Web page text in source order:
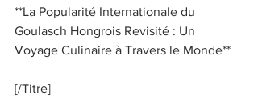
**La Popularité Internationale du
Goulasch Hongrois Revisité : Un
Voyage Culinaire à Travers le Monde**
[/Titre]